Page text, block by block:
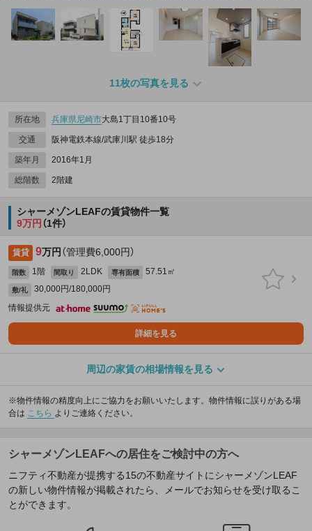
11枚の写真を見る
所在地 兵庫県尼崎市大島1丁目10番10号
交通 阪神電鉄本線/武庫川駅 徒歩18分
築年月 2016年1月
総階数 2階建
シャーメゾンLEAFの賃貸物件一覧
9万円 （1件）
賃貸 9万円 （管理費6,000円）
階数 1階 間取り 2LDK 専有面積 57.51㎡
敷/礼
30,000円/180,000円
情報提供元
詳細を見る
周辺の家賃の相場情報を見る
※物件情報の精度向上にご協力をお願いいたします。物件情報に誤りがある場
合は こちら よりご連絡ください。
シャーメゾンLEAFへの居住をご検討中の方へ
ニフティ不動産が提携する15の不動産サイトにシャーメゾンLEAF
の新しい物件情報が掲載されたら、メールでお知らせを受け取るこ
とができます。